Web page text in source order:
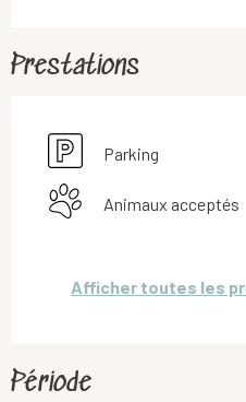
Prestations
Parking
Animaux acceptés
Afficher toutes les
Période